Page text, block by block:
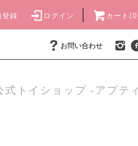
登録 ログイン カート
お問い合わせ
式トイショップ -アプテ